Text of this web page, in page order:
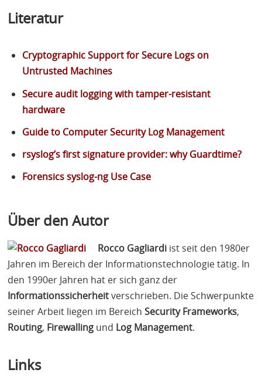
Literatur
Cryptographic Support for Secure Logs on
Untrusted Machines
Secure audit logging with tamper-resistant
hardware
Guide to Computer Security Log Management
rsyslog’s first signature provider: why Guardtime?
Forensics syslog-ng Use Case
Über den Autor
Rocco Gagliardi ist seit den 1980er
Jahren im Bereich der Informationstechnologie tätig. In
den 1990er Jahren hat er sich ganz der
Informationssicherheitverschrieben. Die Schwerpunkte
seiner Arbeit liegen im BereichSecurity Frameworks,
Routing, Firewalling und Log Management.
Links